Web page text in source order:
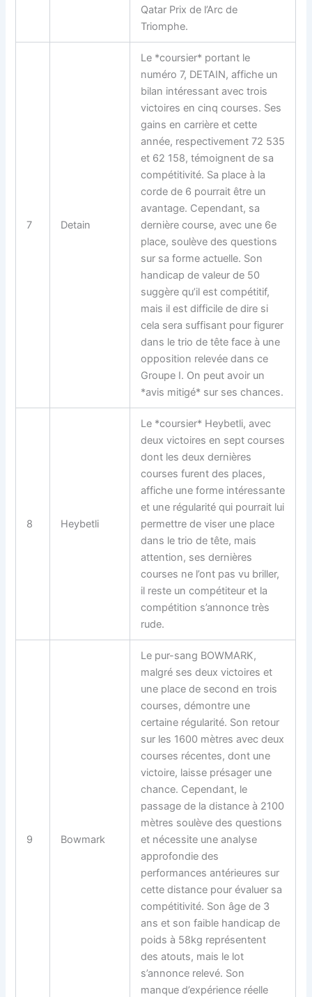
Qatar Prix de l’Arc de
Triomphe.
7 Detain
Le *coursier* portant le
numéro 7, DETAIN, affiche un
bilan intéressant avec trois
victoires en cinq courses. Ses
gains en carrière et cette
année, respectivement 72 535
et 62 158, témoignent de sa
compétitivité. Sa place à la
corde de 6 pourrait être un
avantage. Cependant, sa
dernière course, avec une 6e
place, soulève des questions
sur sa forme actuelle. Son
handicap de valeur de 50
suggère qu’il est compétitif,
mais il est difficile de dire si
cela sera suffisant pour figurer
dans le trio de tête face à une
opposition relevée dans ce
Groupe I. On peut avoir un
*avis mitigé* sur ses chances.
8 Heybetli
Le *coursier* Heybetli, avec
deux victoires en sept courses
dont les deux dernières
courses furent des places,
affiche une forme intéressante
et une régularité qui pourrait lui
permettre de viser une place
dans le trio de tête, mais
attention, ses dernières
courses ne l’ont pas vu briller,
il reste un compétiteur et la
compétition s’annonce très
rude.
9 Bowmark
Le pur-sang BOWMARK,
malgré ses deux victoires et
une place de second en trois
courses, démontre une
certaine régularité. Son retour
sur les 1600 mètres avec deux
courses récentes, dont une
victoire, laisse présager une
chance. Cependant, le
passage de la distance à 2100
mètres soulève des questions
et nécessite une analyse
approfondie des
performances antérieures sur
cette distance pour évaluer sa
compétitivité. Son âge de 3
ans et son faible handicap de
poids à 58kg représentent
des atouts, mais le lot
s’annonce relevé. Son
manque d’expérience réelle